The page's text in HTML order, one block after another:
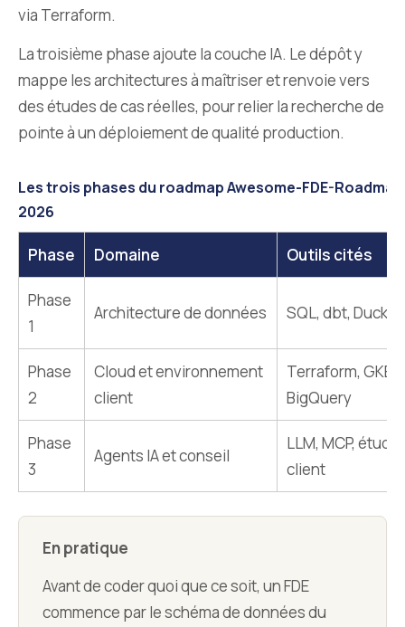
via Terraform.
La troisième phase ajoute la couche IA. Le dépôt y
mappe les architectures à maîtriser et renvoie vers
des études de cas réelles, pour relier la recherche de
pointe à un déploiement de qualité production.
Les trois phases du roadmap Awesome-FDE-
2026
Phase Domaine Outils cités
Phase
1
Architecture de données SQL, dbt,
Phase
2
Cloud et environnement
client
Terraform, GKE,
BigQuery
Phase
3
Agents IA et conseil
LLM, MCP,
client
En pratique
Avant de coder quoi que ce soit, un FDE
commence par le schéma de données du